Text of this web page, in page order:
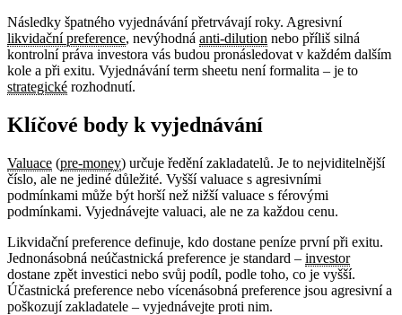
Následky špatného vyjednávání přetrvávají roky. Agresivní
likvidační preference, nevýhodná anti-dilution nebo příliš silná
kontrolní práva investora vás budou pronásledovat v každém dalším
kole a při exitu. Vyjednávání term sheetu není formalita – je to
strategické rozhodnutí.
Klíčové body k vyjednávání
Valuace (pre-money) určuje ředění zakladatelů. Je to nejviditelnější
číslo, ale ne jediné důležité. Vyšší valuace s agresivními
podmínkami může být horší než nižší valuace s férovými
podmínkami. Vyjednávejte valuaci, ale ne za každou cenu.
Likvidační preference definuje, kdo dostane peníze první při exitu.
Jednonásobná neúčastnická preference je standard – investor
dostane zpět investici nebo svůj podíl, podle toho, co je vyšší.
Účastnická preference nebo vícenásobná preference jsou agresivní a
poškozují zakladatele – vyjednávejte proti nim.